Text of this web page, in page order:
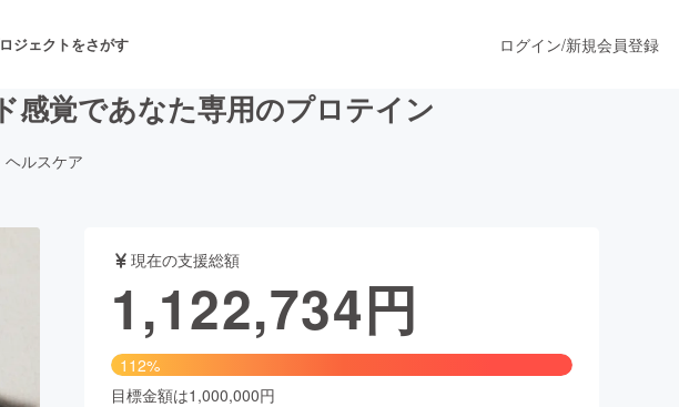
ジェクトをさがす
舞台・パフォーマンス
ファッション
アニメ・漫画
ログイン/新規会員登録
感覚であなた専用のプロテイン
ヘルスケア
現在の支援総額
1,122,734円
112%
目標金額は1,000,000円